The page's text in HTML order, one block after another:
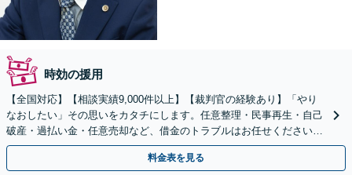
時効の援用
【全国対応】【相談実績9,000件以上】【裁判官の経験あり】「やり
なおしたい」その思いをカタチにします。任意整理・民事再生・自己
破産・過払い金・任意売却など、借金のトラブルはお任せください。
【初回相談無料】【全国対応可能】
料金表を見る